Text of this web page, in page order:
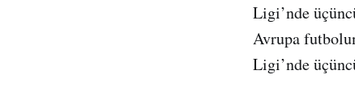
Ligi’nde
Avrupa
Ligi’nde